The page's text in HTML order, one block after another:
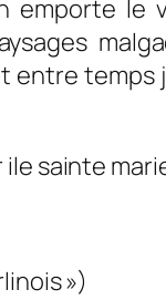
emporte le
entre temps
»)